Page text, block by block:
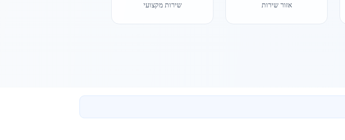
אזור שירות שירות מקצועי